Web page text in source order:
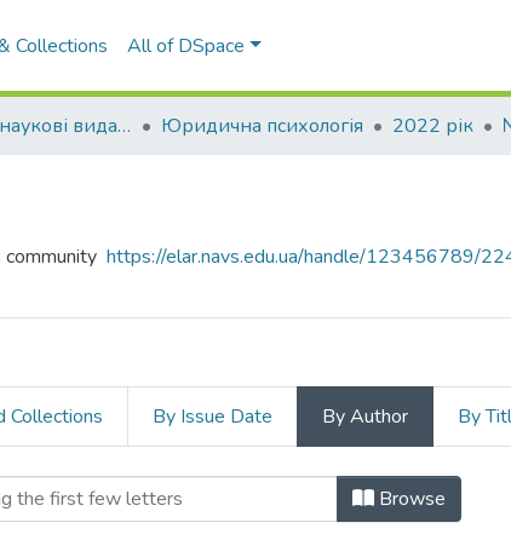
Collections All of DSpace
Періодичні наукові видання НАВС Юридична психологія 2022 рік
https://elar.navs.edu.ua/handle/123456789/
Collections By Issue Date By Author By
by Author "Охріменко, І. М."
Browse